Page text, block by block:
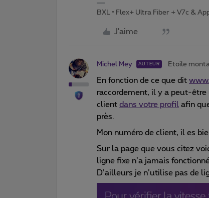
BXL • Flex+ Ultra Fiber + V7c &
J'aime
Michel Mey AUTEUR Etoile
En fonction de ce que dit
raccordement, il y a peut-être
client dans votre profil afin
près.
Mon numéro de client, il es
Sur la page que vous citez
ligne fixe n’a jamais
D’ailleurs je n’utilise pas de